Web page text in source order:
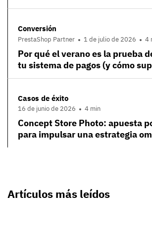
Conversión
PrestaShop Partner 1 de julio de 2026 4
Por qué el verano es la prueba
tu sistema de pagos (y cómo
Casos de éxito
16 de junio de 2026 4 min
Concept Store Photo: apuesta
para impulsar una estrategia
Artículos más leídos